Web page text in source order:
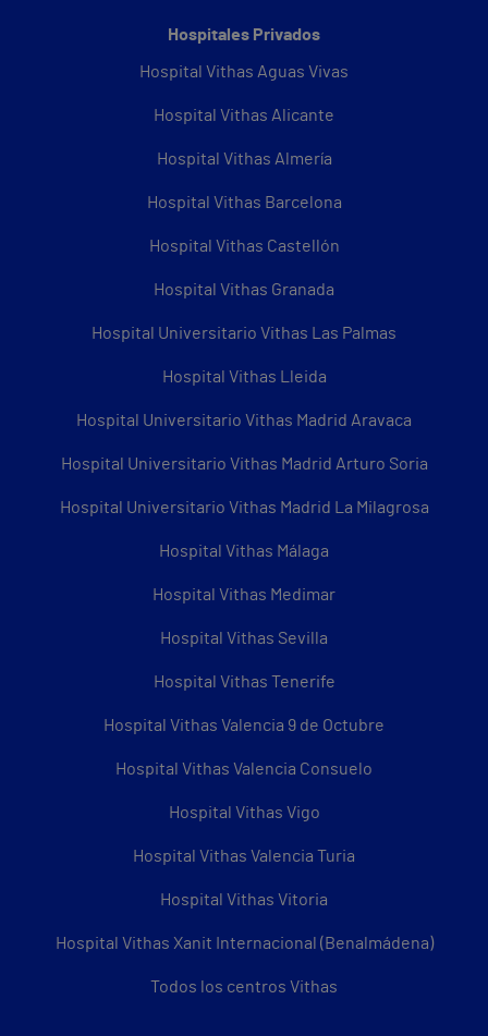
Hospitales Privados
Hospital Vithas Aguas Vivas
Hospital Vithas Alicante
Hospital Vithas Almería
Hospital Vithas Barcelona
Hospital Vithas Castellón
Hospital Vithas Granada
Hospital Universitario Vithas Las Palmas
Hospital Vithas Lleida
Hospital Universitario Vithas Madrid Aravaca
Hospital Universitario Vithas Madrid Arturo Soria
Hospital Universitario Vithas Madrid La Milagrosa
Hospital Vithas Málaga
Hospital Vithas Medimar
Hospital Vithas Sevilla
Hospital Vithas Tenerife
Hospital Vithas Valencia 9 de Octubre
Hospital Vithas Valencia Consuelo
Hospital Vithas Vigo
Hospital Vithas Valencia Turia
Hospital Vithas Vitoria
Hospital Vithas Xanit Internacional (Benalmádena)
Todos los centros Vithas